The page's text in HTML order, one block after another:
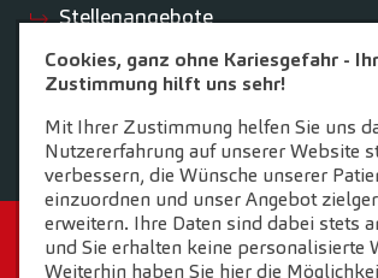
Stellenangebote
Ihre Vorteile
Initiativbewerbung
STARTSEITE KONTAKT
Cookies, ganz ohne Kariesgefahr -
Zustimmung hilft uns sehr!
Mit Ihrer Zustimmung helfen Sie uns
Nutzererfahrung auf unserer Website
verbessern, die Wünsche unserer
einzuordnen und unser Angebot
erweitern. Ihre Daten sind dabei stets
und Sie erhalten keine personalisierte
Weiterhin haben Sie hier die